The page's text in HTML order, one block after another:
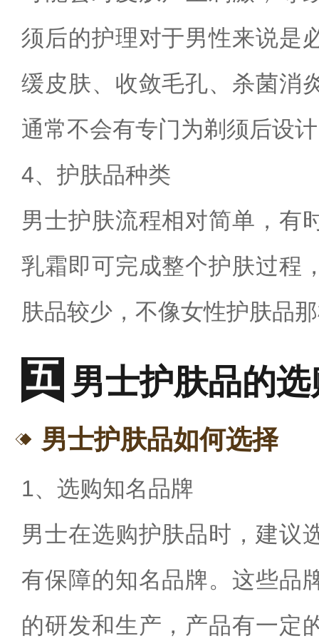
须后的护理对于男性来说是
缓皮肤、收敛毛孔、杀菌消
通常不会有专门为剃须后设
4、护肤品种类
男士护肤流程相对简单，有
乳霜即可完成整个护肤过程
肤品较少，不像女性护肤品
男士护肤品的选
男士护肤品如何选择
1、选购知名品牌
男士在选购护肤品时，建议
有保障的知名品牌。这些品
的研发和生产，产品有一定